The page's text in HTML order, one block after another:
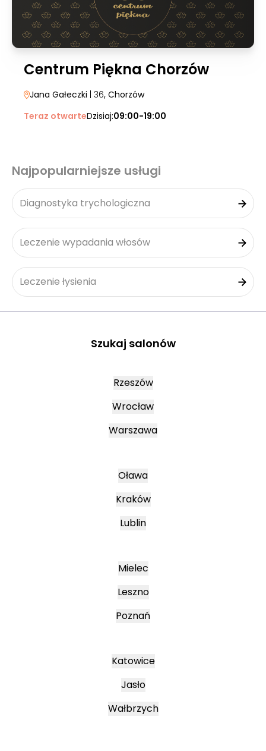
Centrum Piękna Chorzów
Jana Gałeczki | 36, Chorzów
Teraz otwarteDzisiaj:09:00-19:00
Najpopularniejsze usługi
Diagnostyka trychologiczna
Leczenie wypadania włosów
Leczenie łysienia
Szukaj salonów
Rzeszów
Wrocław
Warszawa
Oława
Kraków
Lublin
Mielec
Leszno
Poznań
Katowice
Jasło
Wałbrzych